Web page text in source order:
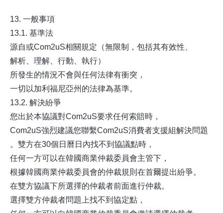
13. 一般事項
13.1. 基準法
源自或Com2uS相關規定（無限制，包括其有效性、
解析、理解、行動、執行）
所發生的情況不會與任何法律有衝突，
一切以加利福尼亞州的法律為基準。
13.2. 解決紛爭
您出於本協議對Com2uS要求任何索賠時，
Com2uS強烈建議您聯繫Com2uS消費者支援組解決問題
。雙方在30個日曆日內找不到協議點時，
任何一方可以在韓國商業仲裁委員會主管下，
根據韓國商業仲裁委員會的仲裁規則在首爾提出紛爭。
在雙方協議下所選擇的仲裁者前面進行仲裁。
選擇雙方仲裁者問題上找不到協定點，